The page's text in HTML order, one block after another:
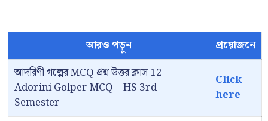
আরও পড়ুন
প্রয়োজনে
আদরিণী গল্পের MCQ প্রশ্ন উত্তর ক্লাস 12 |
Adorini Golper MCQ | HS 3rd
Semester
Click
here